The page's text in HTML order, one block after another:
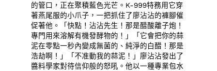
的管口，正在聚積藍色光芒。K-999特務用它穿
著燕尾服的小爪子，一把抓住了廖沾沾的褲腳催
促著他。「快點！沾沾先生！那是醋酸離子炮！
專門用來溶解有機發酵物的！」「它會把你的蒜
泥在零點一秒內變成無菌的、純淨的白醋！那是
浩劫啊！」「不准動我的蒜泥！」廖沾沾發出了
醬料學家對待信仰般的怒吼。他以一種專業包水